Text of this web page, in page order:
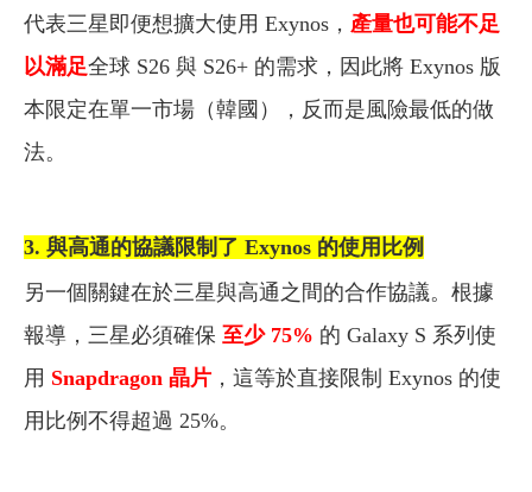
代表三星即便想擴大使用 Exynos， 產量也可能不足
以滿足全球 S26 與 S26+ 的需求， 因此將 Exynos 版
本限定在單一市場（韓國），反而是風險最低的做
法。
3. 與高通的協議限制了 Exynos 的使用比例
另一個關鍵在於三星與高通之間的合作協議。根據
報導，三星必須確保 至少 75% 的 Galaxy S 系列使
用 Snapdragon 晶片 ，這等於直接限制 Exynos 的使
用比例不得超過 25%。